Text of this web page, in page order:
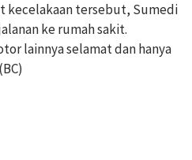
kecelakaan tersebut, Sumedi
ke rumah sakit.
lainnya selamat dan hanya